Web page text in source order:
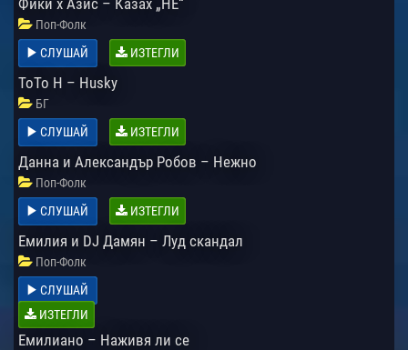
Поп-Фолк
СЛУШАЙ
ИЗТЕГЛИ
ToTo H – Husky
БГ
СЛУШАЙ
ИЗТЕГЛИ
Данна и Александър Робов – Нежно
Поп-Фолк
СЛУШАЙ
ИЗТЕГЛИ
Емилия и DJ Дамян – Луд скандал
Поп-Фолк
СЛУШАЙ
ИЗТЕГЛИ
Емилиано – Наживя ли се